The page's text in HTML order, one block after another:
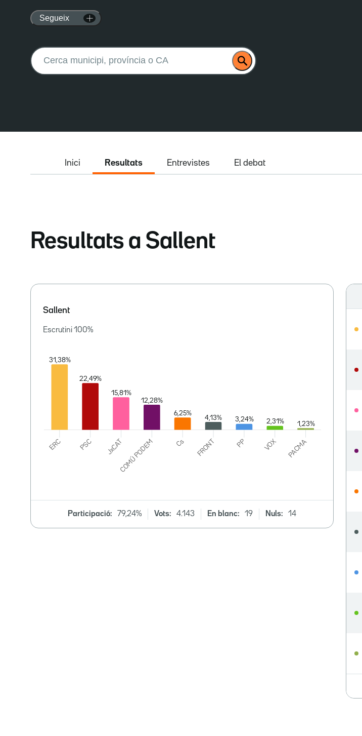
Segueix
Buscar:
Inici Resultats Entrevistes El debat
Resultats a Sallent
Sallent
Escrutini 100%
Participació: 79,24% Vots: 4.143 En blanc: 19 Nuls: 14